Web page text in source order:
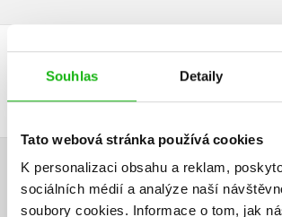
Souhlas Detaily
Tato webová stránka používá cookies
K personalizaci obsahu a reklam,
sociálních médií a analýze naší
soubory cookies. Informace o tom, jak
DALŠÍ TITULY Z ŘADY "DARREN SHAN"
HODNOCENÍ ČTENÁŘŮ